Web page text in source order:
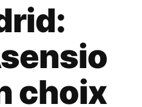
choix